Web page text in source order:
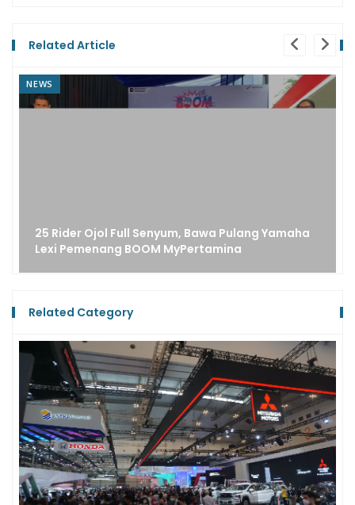
Related Article
NEWS
25 Rider Ojol Full Senyum, Bawa Pulang Yamaha
Lexi Pemenang BOOM MyPertamina
Related Category